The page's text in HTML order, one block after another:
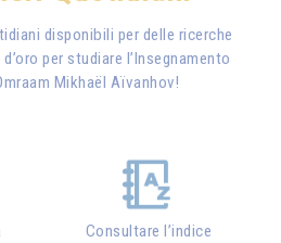
disponibili per delle ricerche
per studiare l’Insegnamento
Mikhaël Aïvanhov!
Consultare l’indice